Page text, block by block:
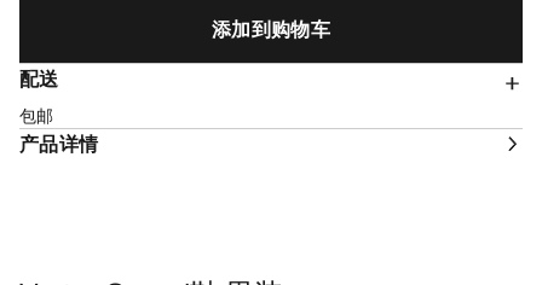
添加到购物车
配送
包邮
产品详情